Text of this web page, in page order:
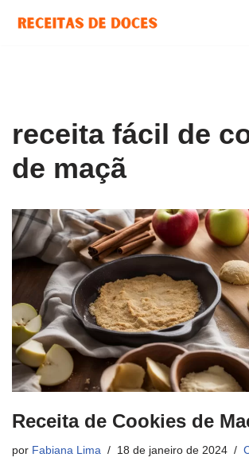
receita fácil de
de maçã
Receita de Cookies de
por Fabiana Lima 18 de janeiro de 2024